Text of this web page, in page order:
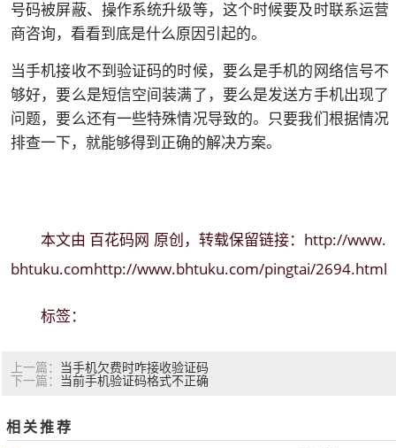
号码被屏蔽、操作系统升级等，这个时候要及时联系运营
商咨询，看看到底是什么原因引起的。
当手机接收不到验证码的时候，要么是手机的网络信号不
够好，要么是短信空间装满了，要么是发送方手机出现了
问题，要么还有一些特殊情况导致的。只要我们根据情况
排查一下，就能够得到正确的解决方案。
本文由 百花码网 原创，转载保留链接： http://www.
bhtuku.comhttp://www.bhtuku.com/pingtai/2694.html
标签：
上一篇： 当手机欠费时咋接收验证码
下一篇： 当前手机验证码格式不正确
相关推荐